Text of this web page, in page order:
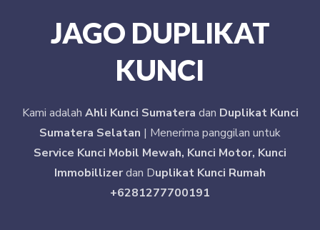
JAGO DUPLIKAT
KUNCI
Kami adalah Ahli Kunci Sumatera dan Duplikat Kunci
Sumatera Selatan | Menerima panggilan untuk
Service Kunci Mobil Mewah, Kunci Motor, Kunci
Immobillizerdan Duplikat Kunci Rumah
+6281277700191